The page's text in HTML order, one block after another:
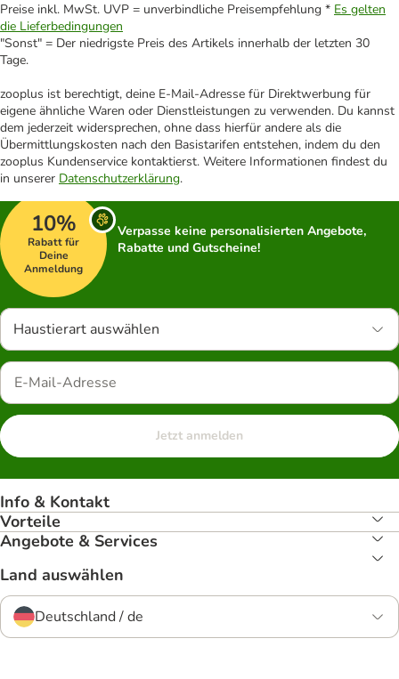
Preise inkl. MwSt. UVP = unverbindliche Preisempfehlung * Es gelten
die Lieferbedingungen
"Sonst" = Der niedrigste Preis des Artikels innerhalb der letzten 30
Tage.
zooplus ist berechtigt, deine E-Mail-Adresse für Direktwerbung für
eigene ähnliche Waren oder Dienstleistungen zu verwenden. Du kannst
dem jederzeit widersprechen, ohne dass hierfür andere als die
Übermittlungskosten nach den Basistarifen entstehen, indem du den
zooplus Kundenservice kontaktierst. Weitere Informationen findest du
in unserer Datenschutzerklärung.
10%
Rabatt für
Deine
Anmeldung
Verpasse keine personalisierten Angebote,
Rabatte und Gutscheine!
Haustierart auswählen
Jetzt anmelden
Info & Kontakt
Vorteile
Angebote & Services
Land auswählen
Deutschland / de